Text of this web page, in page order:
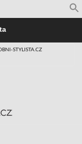
STYLISTA.CZ